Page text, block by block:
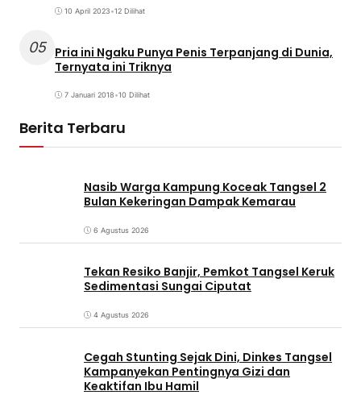
10 April 2023•12 Dilihat
05 Pria ini Ngaku Punya Penis Terpanjang di Dunia,
Ternyata ini Triknya
7 Januari 2018•10 Dilihat
Berita Terbaru
Nasib Warga Kampung Koceak Tangsel 2
Bulan Kekeringan Dampak Kemarau
6 Agustus 2026
Tekan Resiko Banjir, Pemkot Tangsel Keruk
Sedimentasi Sungai Ciputat
4 Agustus 2026
Cegah Stunting Sejak Dini, Dinkes Tangsel
Kampanyekan Pentingnya Gizi dan
Keaktifan Ibu Hamil